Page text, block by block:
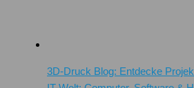
3D-Druck Blog: Entdecke